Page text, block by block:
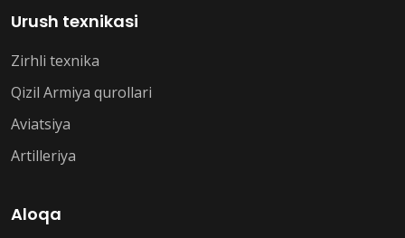
Urush texnikasi
Zirhli texnika
Qizil Armiya qurollari
Aviatsiya
Artilleriya
Aloqa